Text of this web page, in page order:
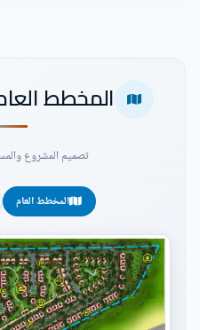
المخطط
تصميم المشروع
المخطط العام